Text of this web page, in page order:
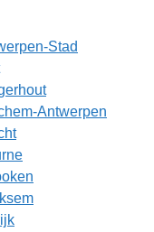
Stad
Antwerpen